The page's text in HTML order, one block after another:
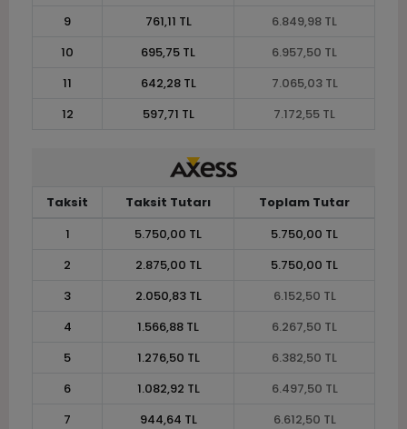
9
761,11 TL
6.849,98 TL
10
695,75 TL
6.957,50 TL
11
642,28 TL
7.065,03 TL
12
597,71 TL 7.172,55 TL
Taksit Taksit Tutarı
Toplam Tutar
1
5.750,00 TL
5.750,00 TL
2
2.875,00 TL
5.750,00 TL
3
2.050,83 TL
6.152,50 TL
4
1.566,88 TL
6.267,50 TL
5
1.276,50 TL
6.382,50 TL
6
1.082,92 TL
6.497,50 TL
7
944,64 TL
6.612,50 TL